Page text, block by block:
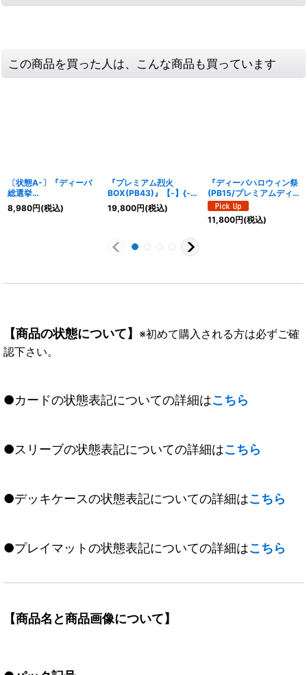
この商品を買った人は、こんな商品も買っています
〔状態A-〕『ディーバ
総選挙
BOX2024(PB38)』
【-】{-}《サプライ》
8,980円(税込)
『プレミアム烈火
BOX(PB43)』【-】{-}
《サプライ》
19,800円(税込)
『ディーバハロウィン祭
(PB15/プレミアムディ
ーバBOX)』【-】{-}
《サプライ》
11,800円(税込)
【商品の状態について】 ※初めて購入される方は必ずご確
認下さい。
●カードの状態表記についての詳細はこちら
●スリーブの状態表記についての詳細はこちら
●デッキケースの状態表記についての詳細はこちら
●プレイマットの状態表記についての詳細はこちら
【商品名と商品画像について】